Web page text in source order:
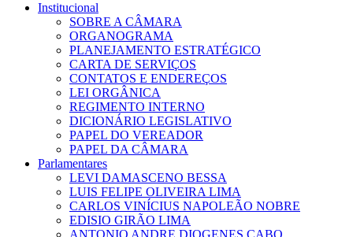
Institucional
SOBRE A CÂMARA
ORGANOGRAMA
PLANEJAMENTO ESTRATÉGICO
CARTA DE SERVIÇOS
CONTATOS E ENDEREÇOS
LEI ORGÂNICA
REGIMENTO INTERNO
DICIONÁRIO LEGISLATIVO
PAPEL DO VEREADOR
PAPEL DA CÂMARA
Parlamentares
LEVI DAMASCENO BESSA
LUIS FELIPE OLIVEIRA LIMA
CARLOS VINÍCIUS NAPOLEÃO NOBRE
EDISIO GIRÃO LIMA
ANTONIO ANDRE DIOGENES CABO